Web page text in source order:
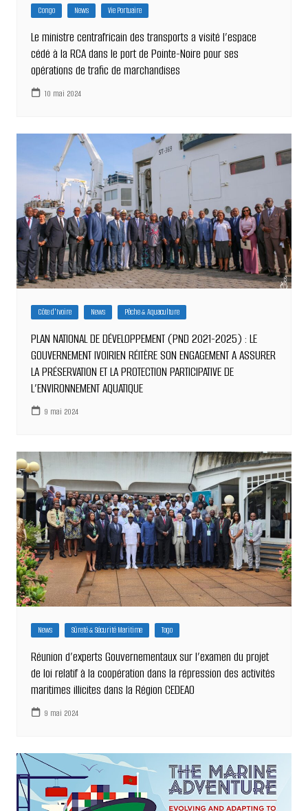
Congo News Vie Portuaire
Le ministre centrafricain des transports a visité l’espace
cédé à la RCA dans le port de Pointe-Noire pour ses
opérations de trafic de marchandises
10 mai 2024
Côte d'Ivoire News Pêche & Aquaculture
PLAN NATIONAL DE DÉVELOPPEMENT (PND 2021-2025) : LE
GOUVERNEMENT IVOIRIEN RÉITÈRE SON ENGAGEMENT A ASSURER
LA PRÉSERVATION ET LA PROTECTION PARTICIPATIVE DE
L’ENVIRONNEMENT AQUATIQUE
9 mai 2024
News Sûreté & Sécurité Maritime Togo
Réunion d’experts Gouvernementaux sur l’examen du projet
de loi relatif à la coopération dans la répression des activités
maritimes illicites dans la Région CEDEAO
9 mai 2024